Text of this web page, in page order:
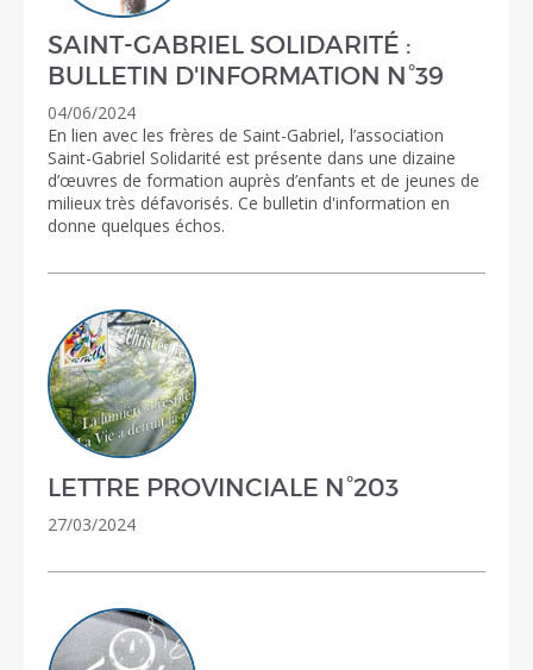
SAINT-GABRIEL SOLIDARITÉ :
BULLETIN D'INFORMATION N°39
04/06/2024
En lien avec les frères de Saint-Gabriel, l’association
Saint-Gabriel Solidarité est présente dans une dizaine
d’œuvres de formation auprès d’enfants et de jeunes de
milieux très défavorisés. Ce bulletin d'information en
donne quelques échos.
LETTRE PROVINCIALE N°203
27/03/2024